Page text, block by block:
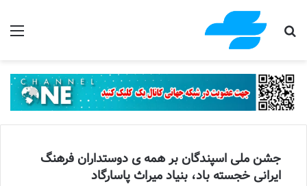
جستجو برای
جشن ملی اسپندگان بر همه ی دوستداران فرهنگ
ایرانی خجسته باد، بنیاد میراث پاسارگاد